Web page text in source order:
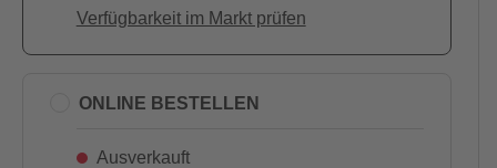
Verfügbarkeit im Markt prüfen
ONLINE BESTELLEN
Ausverkauft